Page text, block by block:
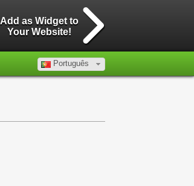
Add as Widget to
Your Website!
Português